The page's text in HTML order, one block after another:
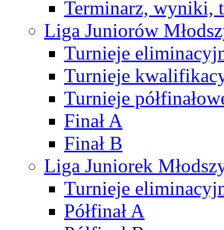
Terminarz, wyniki,
Liga Juniorów
Turnieje
Turnieje
Turnieje
Finał A
Finał B
Liga Juniorek
Turnieje
Półfinał A